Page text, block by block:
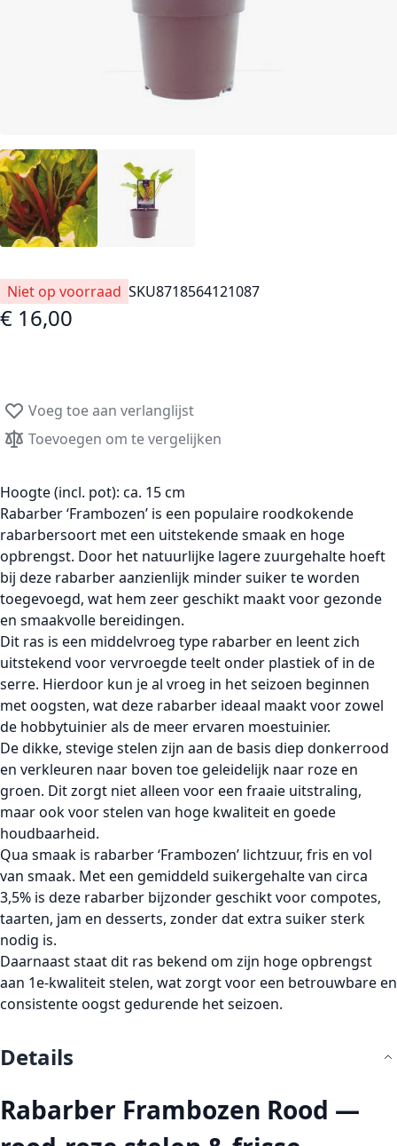
Niet op voorraad SKU8718564121087
€ 16,00
Voeg toe aan verlanglijst
Toevoegen om te vergelijken
Hoogte (incl. pot): ca. 15 cm
Rabarber ‘Frambozen’ is een populaire roodkokende
rabarbersoort met een uitstekende smaak en hoge
opbrengst. Door het natuurlijke lagere zuurgehalte hoeft
bij deze rabarber aanzienlijk minder suiker te worden
toegevoegd, wat hem zeer geschikt maakt voor gezonde
en smaakvolle bereidingen.
Dit ras is een middelvroeg type rabarberen leent zich
uitstekend voorvervroegde teelt onder plastiek of in de
serre. Hierdoor kun je al vroeg in het seizoen beginnen
met oogsten, wat deze rabarber ideaal maakt voor zowel
de hobbytuinier als de meer ervaren moestuinier.
Dedikke, stevige stelen zijn aan de basis diep donkerrood
en verkleuren naar boven toe geleidelijk naar roze en
groen. Dit zorgt niet alleen voor een fraaie uitstraling,
maar ook voor stelen van hoge kwaliteit en goede
houdbaarheid.
Qua smaak is rabarber ‘Frambozen’ lichtzuur, fris en vol
van smaak. Met een gemiddeld suikergehalte van circa
3,5% is deze rabarber bijzonder geschikt voor compotes,
taarten, jam en desserts, zonder dat extra suiker sterk
nodig is.
Daarnaast staat dit ras bekend om zijn hoge opbrengst
aan 1e-kwaliteit stelen, wat zorgt voor een betrouwbare en
consistente oogst gedurende het seizoen.
Details
Rabarber Frambozen Rood —